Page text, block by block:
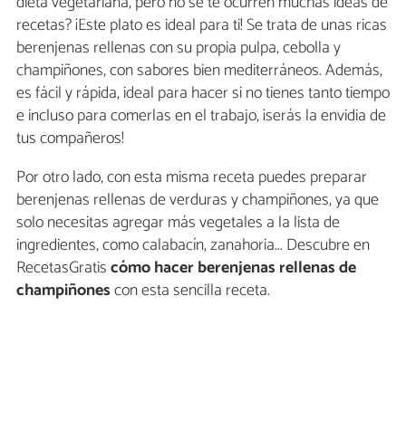
recetas? ¡Este plato es ideal para ti! Se trata de unas ricas
berenjenas rellenas con su propia pulpa, cebolla y
champiñones, con sabores bien mediterráneos. Además,
es fácil y rápida, ideal para hacer si no tienes tanto tiempo
e incluso para comerlas en el trabajo, ¡serás la envidia de
tus compañeros!
Por otro lado, con esta misma receta puedes preparar
berenjenas rellenas de verduras y champiñones, ya que
solo necesitas agregar más vegetales a la lista de
ingredientes, como calabacín, zanahoria... Descubre en
RecetasGratiscómo hacer berenjenas rellenas de
champiñonescon esta sencilla receta.